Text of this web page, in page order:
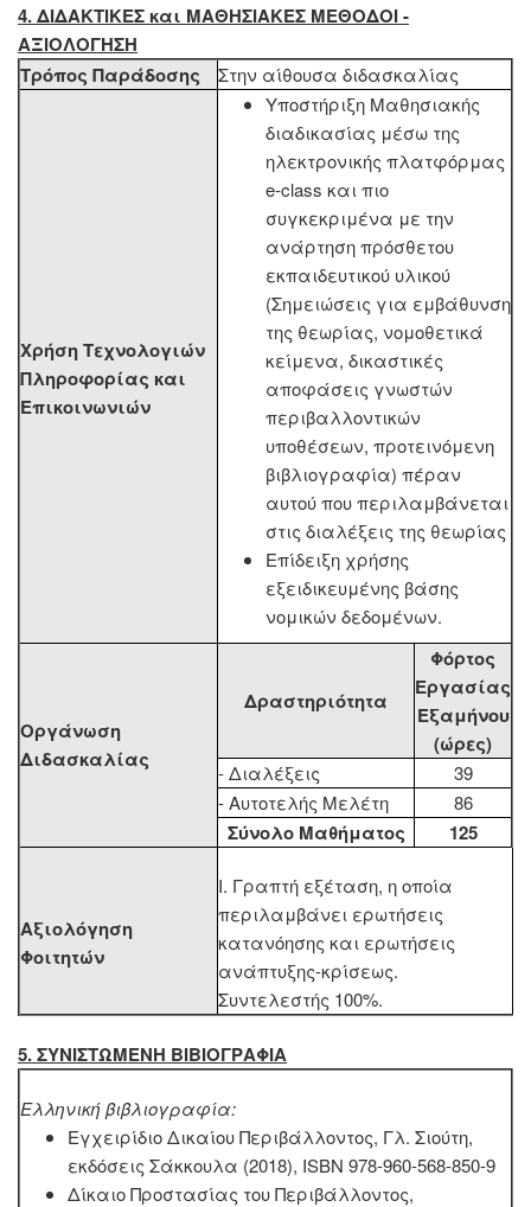
4. ΔΙΔΑΚΤΙΚΕΣ και ΜΑΘΗΣΙΑΚΕΣ ΜΕΘΟΔΟΙ -
ΑΞΙΟΛΟΓΗΣΗ
Τρόπος Παράδοσης
Στην αίθουσα διδασκαλίας
Χρήση Τεχνολογιών
Πληροφορίας και
Επικοινωνιών
Υποστήριξη Μαθησιακής
διαδικασίας μέσω της
ηλεκτρονικής πλατφόρμας
e-class και πιο
συγκεκριμένα με την
ανάρτηση πρόσθετου
εκπαιδευτικού υλικού
(Σημειώσεις για εμβάθυνση
της θεωρίας, νομοθετικά
κείμενα, δικαστικές
αποφάσεις γνωστών
περιβαλλοντικών
υποθέσεων, προτεινόμενη
βιβλιογραφία) πέραν
αυτού που περιλαμβάνεται
στις διαλέξεις της θεωρίας
Επίδειξη χρήσης
εξειδικευμένης βάσης
νομικών δεδομένων.
Οργάνωση
Διδασκαλίας
Δραστηριότητα
Φόρτος
Εργασίας
Εξαμήνου
(ώρες)
- Διαλέξεις
39
- Αυτοτελής Μελέτη
86
Σύνολο Μαθήματος 125
Αξιολόγηση
Φοιτητών
Ι. Γραπτή εξέταση, η οποία
περιλαμβάνει ερωτήσεις
κατανόησης και ερωτήσεις
ανάπτυξης-κρίσεως.
Συντελεστής 100%.
5. ΣΥΝΙΣΤΩΜΕΝΗ ΒΙΒΙΟΓΡΑΦΙΑ
Ελληνική βιβλιογραφία:
Εγχειρίδιο Δικαίου Περιβάλλοντος, Γλ. Σιούτη,
εκδόσεις Σάκκουλα (2018), ISBN 978-960-568-850-9
Δίκαιο Προστασίας του Περιβάλλοντος,